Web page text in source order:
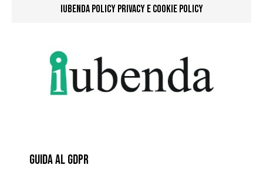
IUBENDA POLICY PRIVACY E COOKIE POLICY
GUIDA AL GDPR